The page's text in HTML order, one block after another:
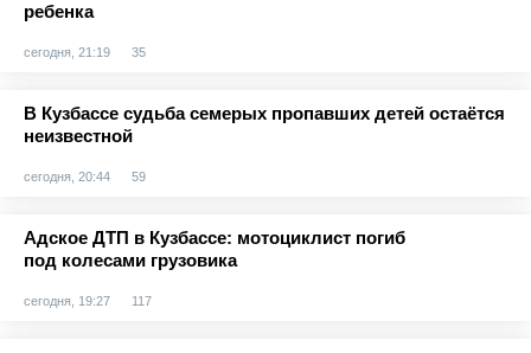
ребенка
сегодня, 21:19 35
В Кузбассе судьба семерых пропавших детей остаётся
неизвестной
сегодня, 20:44 59
Адское ДТП в Кузбассе: мотоциклист погиб
под колесами грузовика
сегодня, 19:27 117